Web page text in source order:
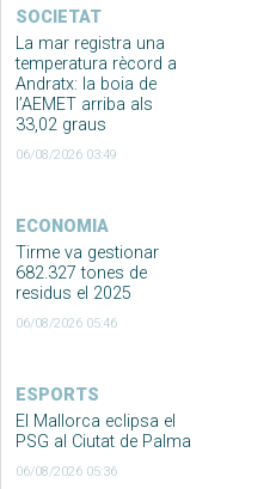
SOCIETAT
La mar registra una
temperatura rècord a
Andratx: la boia de
l’AEMET arriba als
33,02 graus
06/08/2026 03:49
ECONOMIA
Tirme va gestionar
682.327 tones de
residus el 2025
06/08/2026 05:46
ESPORTS
El Mallorca eclipsa el
PSG al Ciutat de Palma
06/08/2026 05:36